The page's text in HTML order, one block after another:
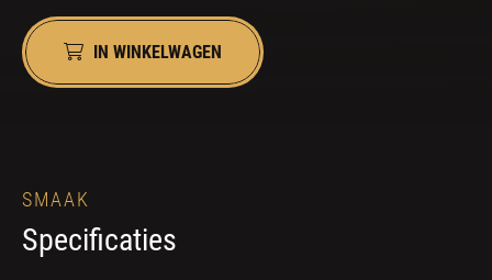
IN WINKELWAGEN
SMAAK
Specificaties